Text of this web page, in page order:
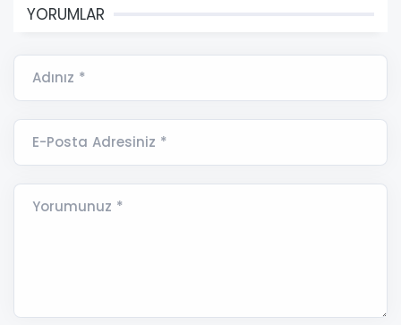
YORUMLAR
Adınız *
E-Posta Adresiniz *
Yorumunuz *